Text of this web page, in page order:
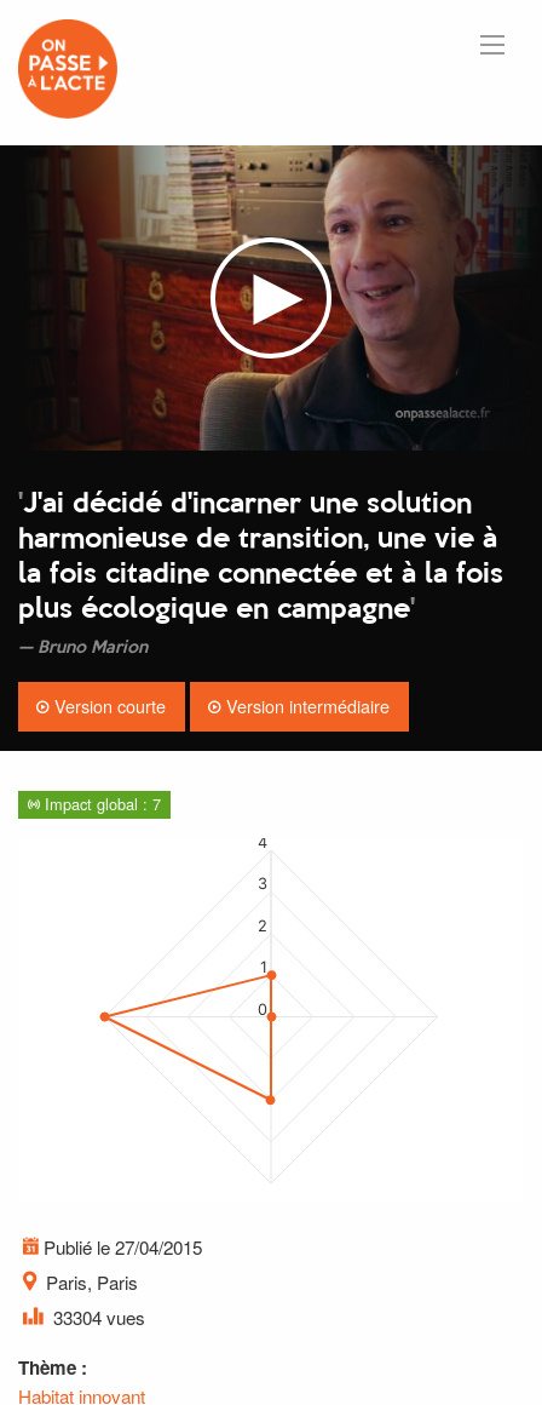
'J'ai décidé d'incarner une solution
harmonieuse de transition, une vie à
la fois citadine connectée et à la fois
plus écologique en campagne'
Bruno Marion
Version courte Version intermédiaire
Impact global : 7
0
1
2
3
4
Publié le 27/04/2015
Paris, Paris
33304 vues
Thème :
Habitat innovant